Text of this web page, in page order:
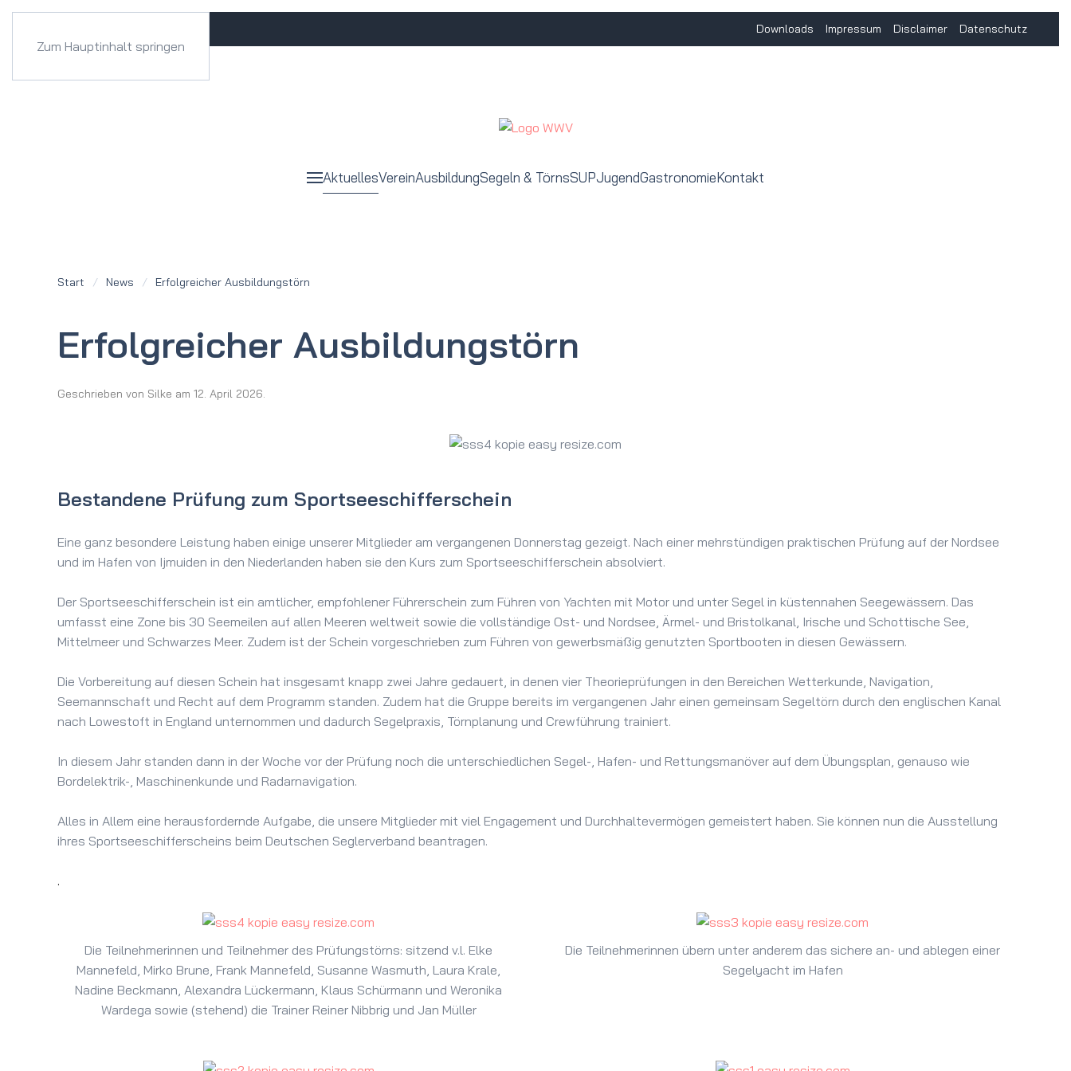
Zum Hauptinhalt springen
Downloads Impressum Disclaimer Datenschutz
AktuellesVereinAusbildungSegeln & TörnsSUPJugendGastronomieKontakt
Start News Erfolgreicher Ausbildungstörn
Erfolgreicher Ausbildungstörn
Geschrieben von Silke am 12. April 2026
Bestandene Prüfung zum Sportsee­schifferschein
Eine ganz besondere Leistung haben einige unserer Mitglieder am vergangenen Donnerstag gezeigt. Nach einer mehrstündigen praktischen Prüfung auf der Nordsee
und im Hafen von Ijmuiden in den Niederlanden haben sie den Kurs zum Sportseeschifferschein absolviert.
Der Sportseeschifferschein ist ein amtlicher, empfohlener Führerschein zum Führen von Yachten mit Motor und unter Segel in küstennahen Seegewässern. Das
umfasst eine Zone bis 30 Seemeilen auf allen Meeren weltweit sowie die vollständige Ost- und Nordsee, Ärmel- und Bristolkanal, Irische und Schottische See,
Mittelmeer und Schwarzes Meer. Zudem ist der Schein vorgeschrieben zum Führen von gewerbsmäßig genutzten Sportbooten in diesen Gewässern.
Die Vorbereitung auf diesen Schein hat insgesamt knapp zwei Jahre gedauert, in denen vier Theorieprüfungen in den Bereichen Wetterkunde, Navigation,
Seemannschaft und Recht auf dem Programm standen. Zudem hat die Gruppe bereits im vergangenen Jahr einen gemeinsam Segeltörn durch den englischen Kanal
nach Lowestoft in England unternommen und dadurch Segelpraxis, Törnplanung und Crewführung trainiert.
In diesem Jahr standen dann in der Woche vor der Prüfung noch die unterschiedlichen Segel-, Hafen- und Rettungsmanöver auf dem Übungsplan, genauso wie
Bordelektrik-, Maschinenkunde und Radarnavigation.
Alles in Allem eine herausfordernde Aufgabe, die unsere Mitglieder mit viel Engagement und Durchhaltevermögen gemeistert haben. Sie können nun die Ausstellung
ihres Sportseeschifferscheins beim Deutschen Seglerverband beantragen.
.
Die Teilnehmerinnen und Teilnehmer des Prüfungstörns: sitzend v.l. Elke
Mannefeld, Mirko Brune, Frank Mannefeld, Susanne Wasmuth, Laura Krale,
Nadine Beckmann, Alexandra Lückermann, Klaus Schürmann und Weronika
Wardega sowie (stehend) die Trainer Reiner Nibbrig und Jan Müller
Die Teilnehmerinnen übern unter anderem das sichere an- und ablegen einer
Segelyacht im Hafen